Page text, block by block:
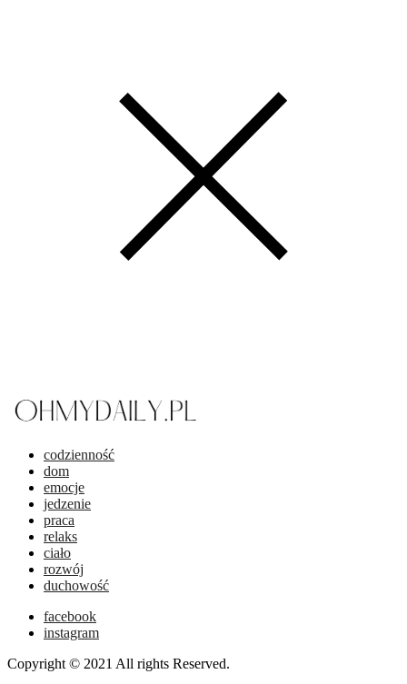
codzienność
dom
emocje
jedzenie
praca
relaks
ciało
rozwój
duchowość
facebook
instagram
Copyright © 2021 All rights Reserved.